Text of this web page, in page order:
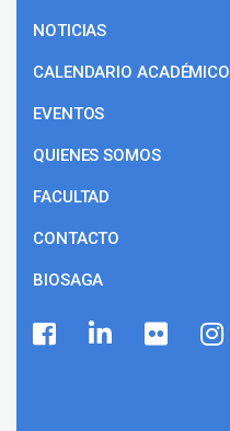
NOTICIAS
CALENDARIO ACADÉMICO
EVENTOS
QUIENES SOMOS
FACULTAD
CONTACTO
BIOSAGA